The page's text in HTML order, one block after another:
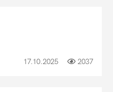
17.10.2025 2037